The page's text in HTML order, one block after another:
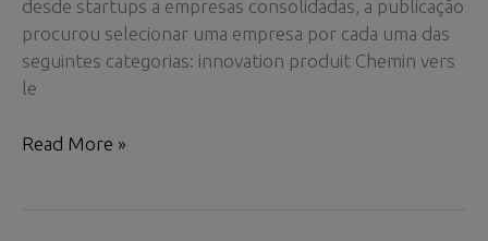
desde startups a empresas consolidadas, a publicação
procurou selecionar uma empresa por cada uma das
seguintes categorias: innovation produit Chemin vers
le
Moneris
Read More »